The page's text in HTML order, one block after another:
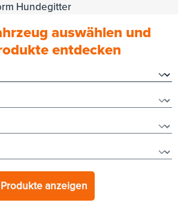
Hundegitter
auswählen und
entdecken
Produkte anzeigen